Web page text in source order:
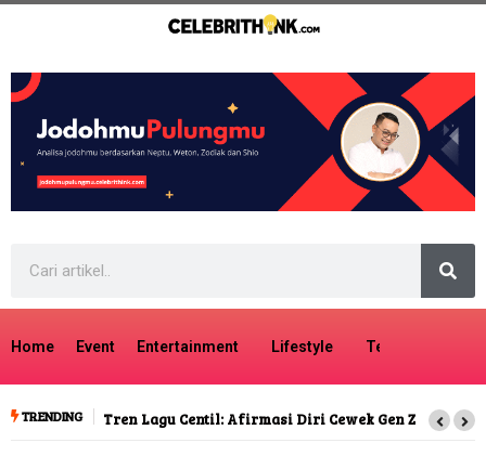
Home Event Entertainment Lifestyle Tech
TRENDING Tren Lagu Centil: Afirmasi Diri Cewek Gen Z